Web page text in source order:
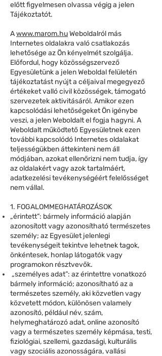
előtt figyelmesen olvassa végig a jelen
Tájékoztatót.
Awww.marom.huWeboldalról más
Internetes oldalakra való csatlakozás
lehetősége az Ön kényelmét szolgálja.
Előfordul, hogy közösségszervező
Egyesületünk a jelen Weboldal felületén
tájékoztatást nyújt a céljaival megegyező
értékeket valló civil közösségek, támogató
szervezetek aktivitásáról. Amikor ezen
kapcsolódási lehetőségeket Ön igénybe
veszi, a jelen Weboldalt el fogja hagyni. A
Weboldalt működtető Egyesületnek ezen
további kapcsolódó Internetes oldalakat
teljességükben áttekinteni nem áll
módjában, azokat ellenőrizni nem tudja, így
az oldalakért vagy azok tartalmáért,
adatkezelési tevékenységéért felelősséget
nem vállal.
1. FOGALOMMEGHATÁROZÁSOK
„érintett”: bármely információ alapján
azonosított vagy azonosítható természetes
személy; az Egyesület jelenlegi
tevékenységeit tekintve lehetnek tagok,
önkéntesek, honlap látogatók vagy
programokon résztvevők.
„személyes adat”: az érintettre vonatkozó
bármely információ; azonosítható az a
természetes személy, aki közvetlen vagy
közvetett módon, különösen valamely
azonosító, például név, szám,
helymeghatározó adat, online azonosító
vagy a természetes személy képmása, testi,
fiziológiai, szellemi, gazdasági, kulturális
vagy szociális azonosságára, vallási